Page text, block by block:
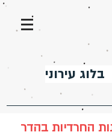
עירוני
החרדיות בהדר